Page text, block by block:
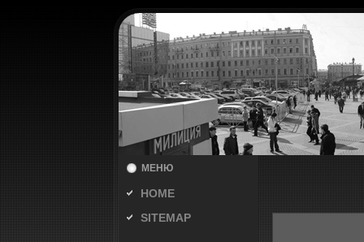
МЕНЮ
HOME
SITEMAP